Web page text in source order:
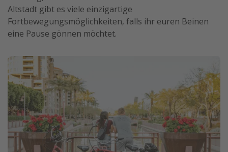
Altstadt gibt es viele einzigartige
Fortbewegungsmöglichkeiten, falls ihr euren Beinen
eine Pause gönnen möchtet.